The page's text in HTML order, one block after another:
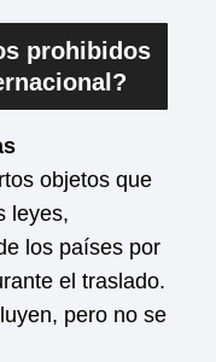
prohibidos
objetos que
leyes,
los países por
el traslado.
pero no se